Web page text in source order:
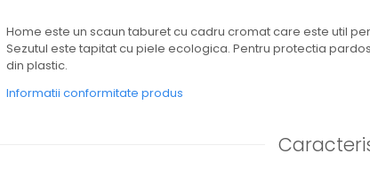
Home este un scaun taburet cu cadru cromat care este util
Sezutul este tapitat cu piele ecologica. Pentru protectia
din plastic.
Informatii conformitate produs